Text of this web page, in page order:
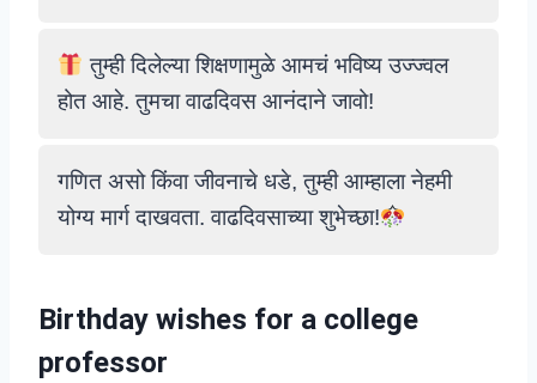
तुम्ही दिलेल्या शिक्षणामुळे आमचं भविष्य उज्ज्वल
होत आहे. तुमचा वाढदिवस आनंदाने जावो!
गणित असो किंवा जीवनाचे धडे, तुम्ही आम्हाला नेहमी
योग्य मार्ग दाखवता. वाढदिवसाच्या शुभेच्छा!
Birthday wishes for a college
professor